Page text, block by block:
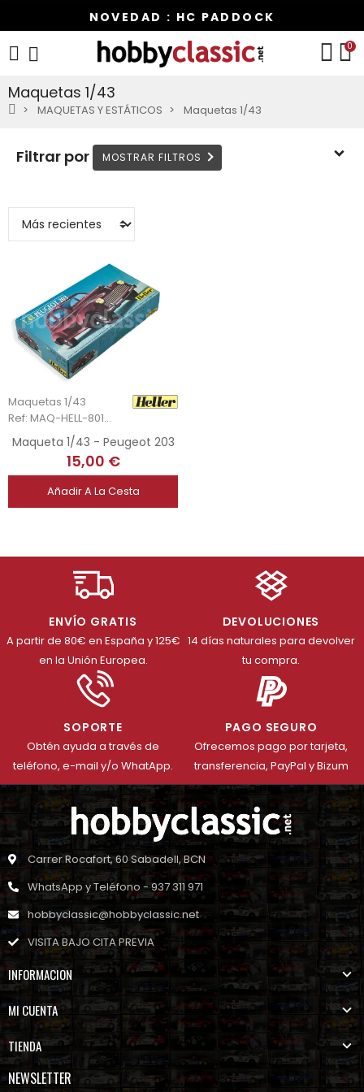
NOVEDAD : HC PADDOCK
0
Maquetas 1/43
MAQUETAS Y ESTÁTICOS Maquetas 1/43
Filtrar por
Maquetas 1/43
Ref: MAQ-HELL-80160
Maqueta 1/43 - Peugeot 203
15,00 €
Añadir A La Cesta
ENVÍO GRATIS
A partir de 80€ en España y 125€
en la Unión Europea.
DEVOLUCIONES
14 días naturales para devolver
tu compra.
SOPORTE
Obtén ayuda a través de
teléfono, e-mail y/o WhatApp.
PAGO SEGURO
Ofrecemos pago por tarjeta,
transferencia, PayPal y Bizum
Carrer Rocafort, 60 Sabadell, BCN
WhatsApp y Teléfono - 937 311 971
hobbyclassic@hobbyclassic.net
VISITA BAJO CITA PREVIA
INFORMACION
MI CUENTA
TIENDA
NEWSLETTER